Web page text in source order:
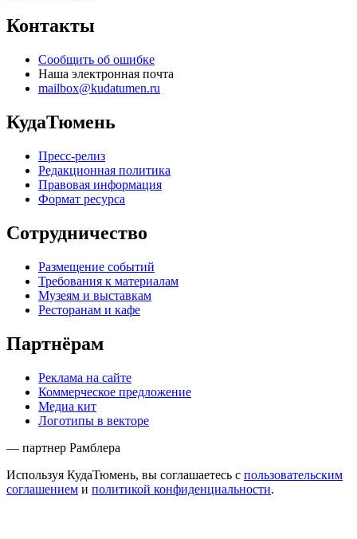
Контакты
Сообщить об ошибке
Наша электронная почта
mailbox@kudatumen.ru
КудаТюмень
Пресс-релиз
Редакционная политика
Правовая информация
Формат ресурса
Сотрудничество
Размещение событий
Требования к материалам
Музеям и выставкам
Ресторанам и кафе
Партнёрам
Реклама на сайте
Коммерческое предложение
Медиа кит
Логотипы в векторе
— партнер Рамблера
Используя КудаТюмень, вы соглашаетесь с пользовательским
соглашением и политикой конфиденциальности.